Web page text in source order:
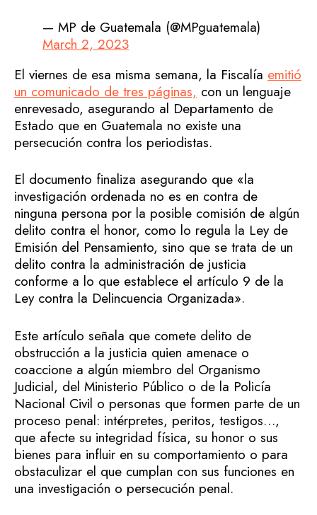
— MP de Guatemala (@MPguatemala)
March 2, 2023
El viernes de esa misma semana, la Fiscalía emitió
un comunicado de tres páginas, con un lenguaje
enrevesado, asegurando al Departamento de
Estado que en Guatemala no existe una
persecución contra los periodistas.
El documento finaliza asegurando que «la
investigación ordenada no es en contra de
ninguna persona por la posible comisión de algún
delito contra el honor, como lo regula la Ley de
Emisión del Pensamiento, sino que se trata de un
delito contra la administración de justicia
conforme a lo que establece el artículo 9 de la
Ley contra la Delincuencia Organizada».
Este artículo señala que comete delito de
obstrucción a la justicia quien amenace o
coaccione a algún miembro del Organismo
Judicial, del Ministerio Público o de la Policía
Nacional Civil o personas que formen parte de un
proceso penal: intérpretes, peritos, testigos…,
que afecte su integridad física, su honor o sus
bienes para influir en su comportamiento o para
obstaculizar el que cumplan con sus funciones en
una investigación o persecución penal.